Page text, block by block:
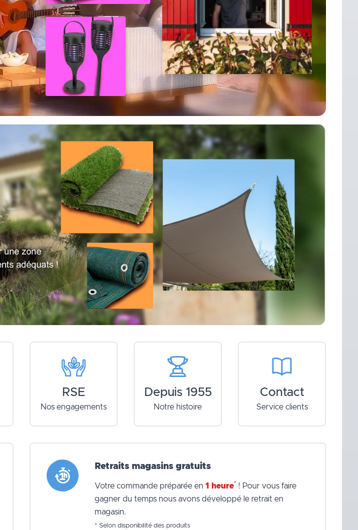
RSE
Nos engagements
Depuis 1955
Notre histoire
Contact
Service clients
Retraits magasins gratuits
Votre commande préparée en 1 heure* ! Pour vous faire
gagner du temps nous avons développé le retrait en
magasin.
* Selon disponibilité des produits